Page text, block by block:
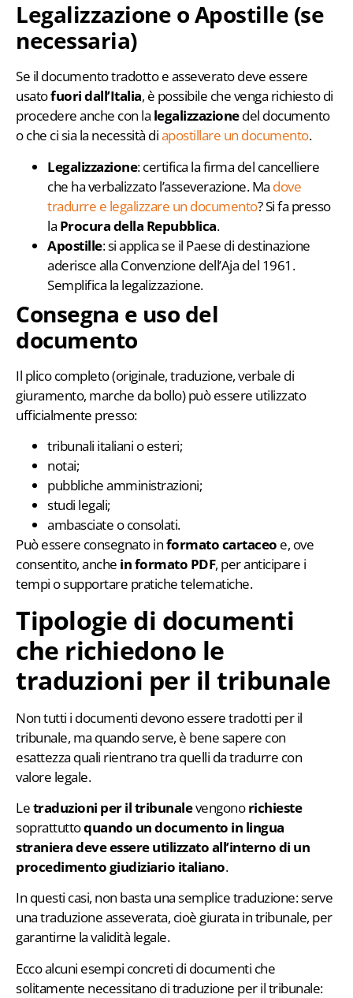
Legalizzazione o Apostille (se
necessaria)
Se il documento tradotto e asseverato deve essere
usatofuori dall’Italia, è possibile che venga richiesto di
procedere anche con la legalizzazionedel documento
o che ci sia la necessità diapostillare un documento.
Legalizzazione: certifica la firma del cancelliere
che ha verbalizzato l’asseverazione. Ma dove
tradurre e legalizzare un documento? Si fa presso
la Procura della Repubblica.
Apostille: si applica se il Paese di destinazione
aderisce alla Convenzione dell’Aja del 1961.
Semplifica la legalizzazione.
Consegna e uso del
documento
Il plico completo (originale, traduzione, verbale di
giuramento, marche da bollo) può essere utilizzato
ufficialmente presso:
tribunali italiani o esteri;
notai;
pubbliche amministrazioni;
studi legali;
ambasciate o consolati.
Può essere consegnato informato cartaceo e, ove
consentito, anche in formato PDF, per anticipare i
tempi o supportare pratiche telematiche.
Tipologie di documenti
che richiedono le
traduzioni per il tribunale
Non tutti i documenti devono essere tradotti per il
tribunale, ma quando serve, è bene sapere con
esattezza quali rientrano tra quelli da tradurre con
valore legale.
Letraduzioni per il tribunalevengonorichieste
soprattuttoquando un documento in lingua
straniera deve essere utilizzato all’interno di un
procedimento giudiziario italiano.
In questi casi, non basta una semplice traduzione: serve
una traduzione asseverata, cioè giurata in tribunale, per
garantirne la validità legale.
Ecco alcuni esempi concreti di documenti che
solitamente necessitano di traduzione per il tribunale: